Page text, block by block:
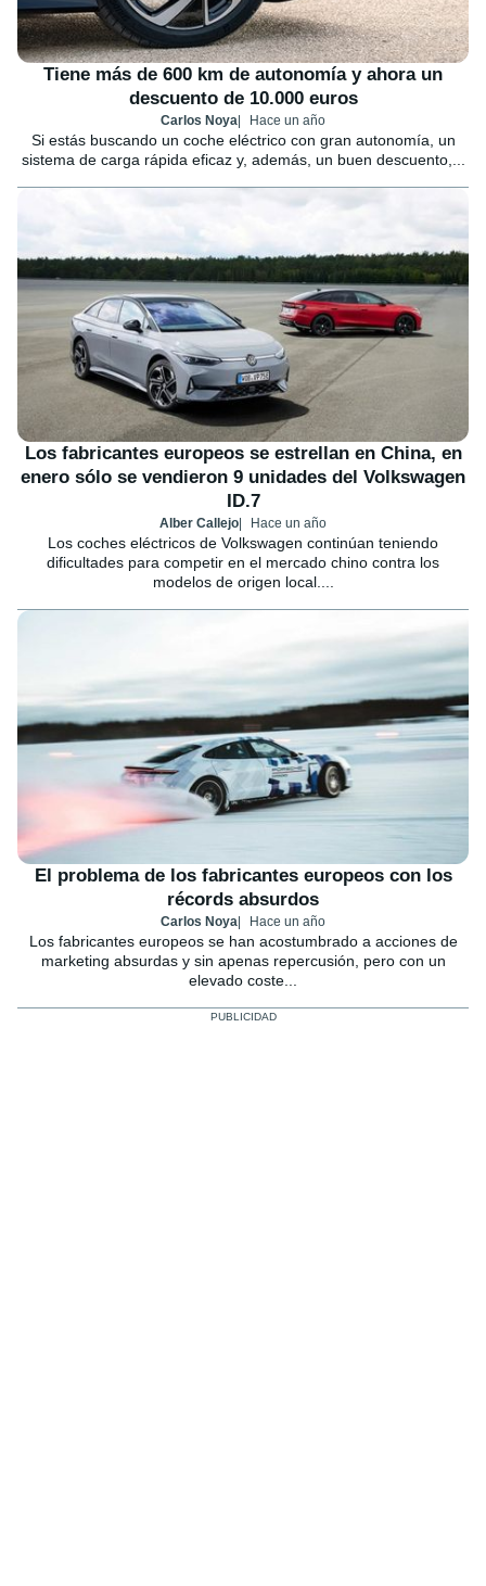
Tiene más de 600 km de autonomía y ahora un
descuento de 10.000 euros
Carlos Noya Hace un año
Si estás buscando un coche eléctrico con gran autonomía, un
sistema de carga rápida eficaz y, además, un buen descuento,...
Los fabricantes europeos se estrellan en China, en
enero sólo se vendieron 9 unidades del Volkswagen
ID.7
Alber Callejo Hace un año
Los coches eléctricos de Volkswagen continúan teniendo
dificultades para competir en el mercado chino contra los
modelos de origen local....
El problema de los fabricantes europeos con los
récords absurdos
Carlos Noya Hace un año
Los fabricantes europeos se han acostumbrado a acciones de
marketing absurdas y sin apenas repercusión, pero con un
elevado coste...